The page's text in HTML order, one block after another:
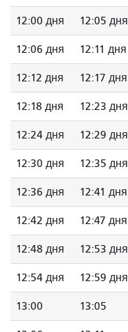
12:00 дня 12:05 дня
12:06 дня 12:11 дня
12:12 дня 12:17 дня
12:18 дня 12:23 дня
12:24 дня 12:29 дня
12:30 дня 12:35 дня
12:36 дня 12:41 дня
12:42 дня 12:47 дня
12:48 дня 12:53 дня
12:54 дня 12:59 дня
13:00 13:05